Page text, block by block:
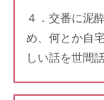
４．交番に泥
め、何とか自
しい話を世間